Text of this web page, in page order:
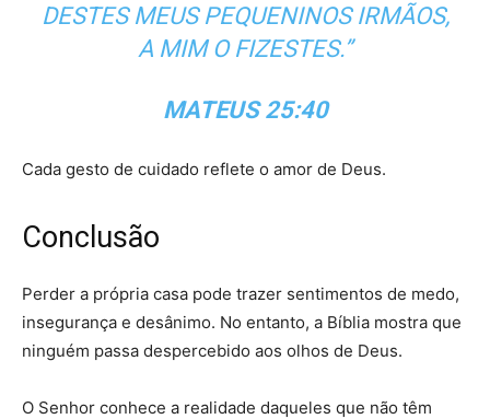
DESTES MEUS PEQUENINOS IRMÃOS,
A MIM O FIZESTES.”
MATEUS 25:40
Cada gesto de cuidado reflete o amor de Deus.
Conclusão
Perder a própria casa pode trazer sentimentos de medo,
insegurança e desânimo. No entanto, a Bíblia mostra que
ninguém passa despercebido aos olhos de Deus.
O Senhor conhece a realidade daqueles que não têm